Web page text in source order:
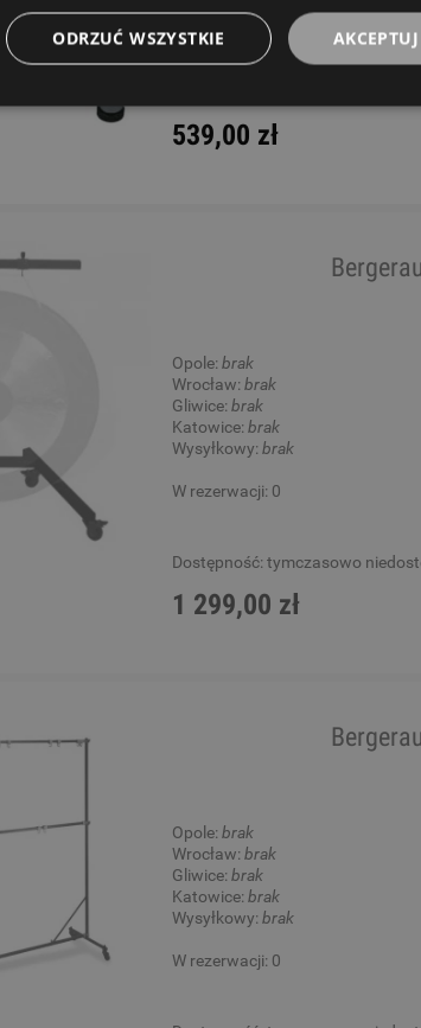
W rezerwacji: 0
539,00 zł
Opole:brak
Wrocław:brak
Gliwice:brak
Katowice:brak
Wysyłkowy:brak
W rezerwacji: 0
Dostępność: tymczasowo
1 299,00 zł
Opole:brak
Wrocław:brak
Gliwice:brak
Katowice:brak
Wysyłkowy:brak
W rezerwacji: 0
ODRZUĆ WSZYSTKIE